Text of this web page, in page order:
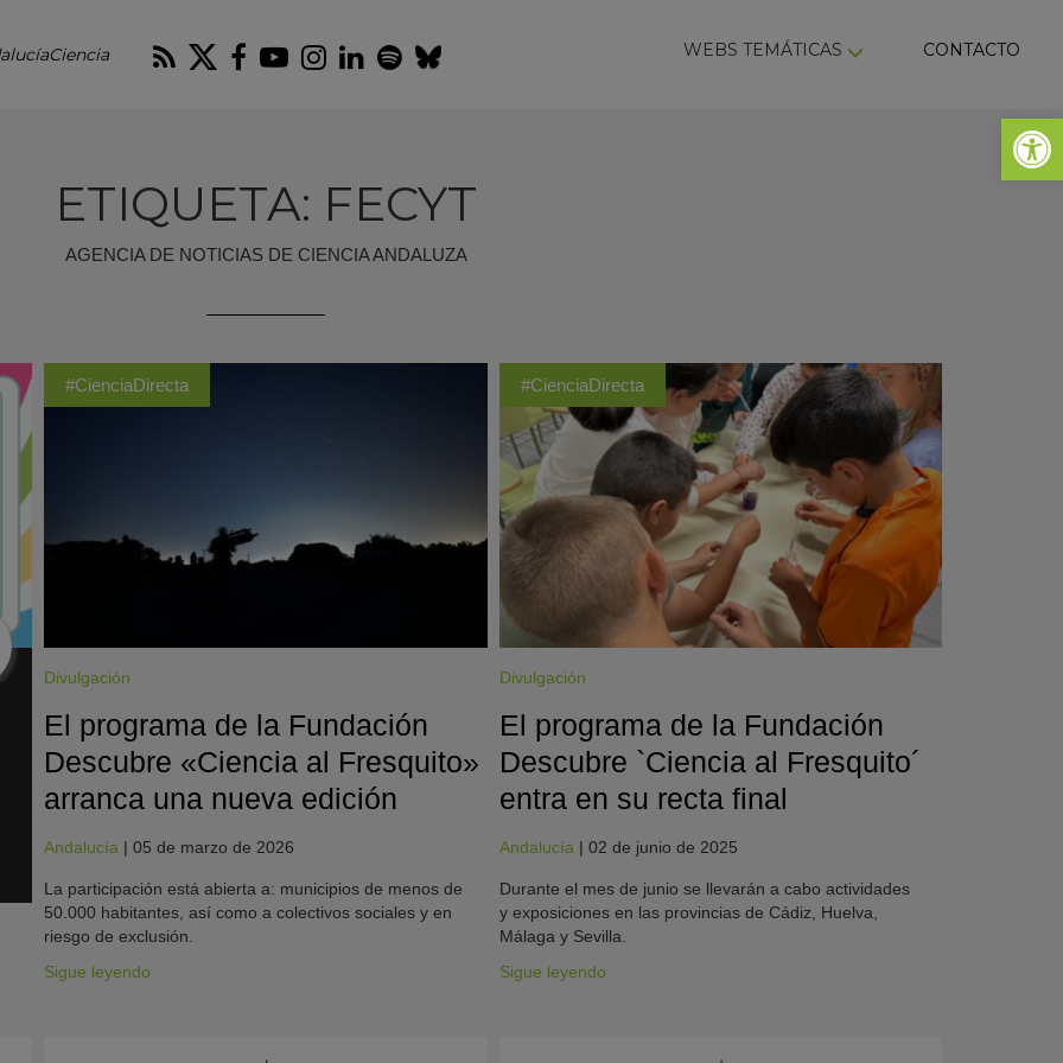
Abrir
RSS Twitter
Facebook
Youtube
Instagram
LinkedIn
Spotify
Bluesky WEBS TEMÁTICAS CONTACTO
ETIQUETA: FECYT
AGENCIA DE NOTICIAS DE CIENCIA ANDALUZA
#CienciaDirecta
Divulgación
El programa de la Fundación
Descubre «Ciencia al Fresquito»
arranca una nueva edición
Andalucía |05 de marzo de 2026
La participación está abierta a: municipios de menos de
50.000 habitantes, así como a colectivos sociales y en
riesgo de exclusión.
Sigue leyendo
#CienciaDirecta
Divulgación
El programa de la Fundación
Descubre `Ciencia al Fresquito´
entra en su recta final
Andalucía | 02 de junio de 2025
Durante el mes de junio se llevarán a cabo actividades
y exposiciones en las provincias de Cádiz, Huelva,
Málaga y Sevilla.
Sigue leyendo